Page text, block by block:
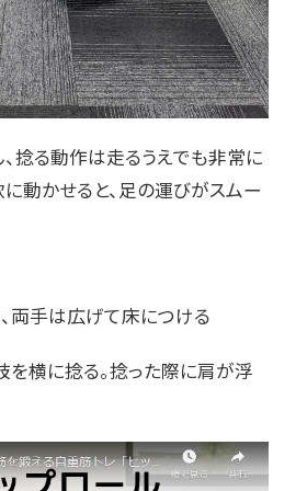
捻る動作は走るうえでも非常に
動かせると、足の運びがスムー
両手は広げて床につける
を横に捻る。捻った際に肩が浮